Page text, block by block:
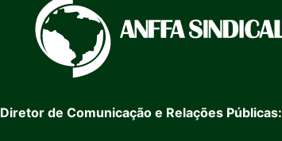
Diretor de Comunicação e Relações Públicas: